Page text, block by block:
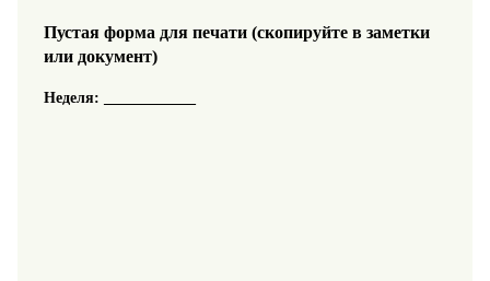
Пустая форма для печати (скопируйте в заметки
или документ)
Неделя: ____________